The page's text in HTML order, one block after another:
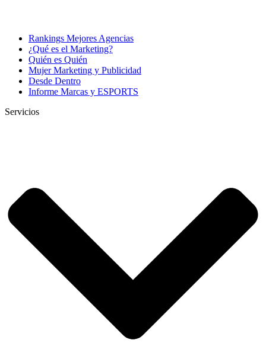
Rankings Mejores Agencias
¿Qué es el Marketing?
Quién es Quién
Mujer Marketing y Publicidad
Desde Dentro
Informe Marcas y ESPORTS
Servicios